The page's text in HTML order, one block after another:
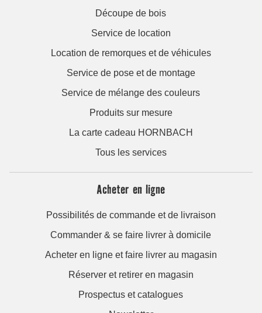
Découpe de bois
Service de location
Location de remorques et de véhicules
Service de pose et de montage
Service de mélange des couleurs
Produits sur mesure
La carte cadeau HORNBACH
Tous les services
Acheter en ligne
Possibilités de commande et de livraison
Commander & se faire livrer à domicile
Acheter en ligne et faire livrer au magasin
Réserver et retirer en magasin
Prospectus et catalogues